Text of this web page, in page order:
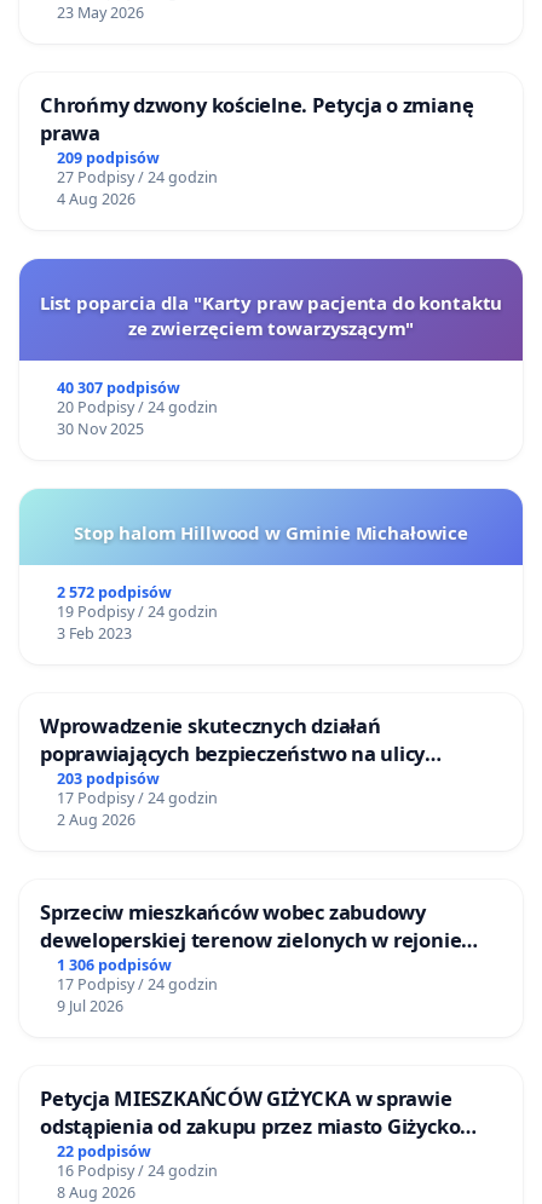
23 May 2026
Chrońmy dzwony kościelne. Petycja o zmianę
prawa
209 podpisów
27 Podpisy / 24 godzin
4 Aug 2026
List poparcia dla "Karty praw pacjenta do kontaktu
ze zwierzęciem towarzyszącym"
40 307 podpisów
20 Podpisy / 24 godzin
30 Nov 2025
Stop halom Hillwood w Gminie Michałowice
2 572 podpisów
19 Podpisy / 24 godzin
3 Feb 2023
Wprowadzenie skutecznych działań
poprawiających bezpieczeństwo na ulicy
Żeromskiego w Otwocku
203 podpisów
17 Podpisy / 24 godzin
2 Aug 2026
Sprzeciw mieszkańców wobec zabudowy
deweloperskiej terenow zielonych w rejonie
Bulwarów Straceńskich w Bielsku-Białej
1 306 podpisów
17 Podpisy / 24 godzin
9 Jul 2026
Petycja MIESZKAŃCÓW GIŻYCKA w sprawie
odstąpienia od zakupu przez miasto Giżycko
nieruchomości położonej nad jeziorem Niegocin
22 podpisów
16 Podpisy / 24 godzin
8 Aug 2026